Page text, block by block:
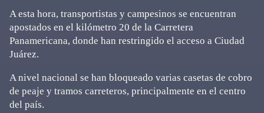
A esta hora, transportistas y campesinos se encuentran
apostados en el kilómetro 20 de la Carretera
Panamericana, donde han restringido el acceso a Ciudad
Juárez.
A nivel nacional se han bloqueado varias casetas de cobro
de peaje y tramos carreteros, principalmente en el centro
del país.